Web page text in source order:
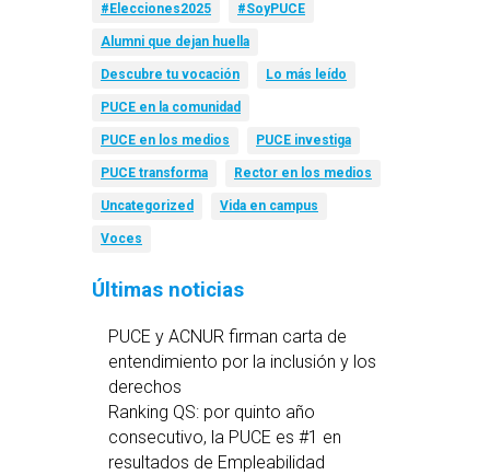
#Elecciones2025 #SoyPUCE
Alumni que dejan huella
Descubre tu vocación Lo más leído
PUCE en la comunidad
PUCE en los medios PUCE investiga
PUCE transforma Rector en los medios
Uncategorized Vida en campus
Voces
Últimas noticias
PUCE y ACNUR firman carta de
entendimiento por la inclusión y los
derechos
Ranking QS: por quinto año
consecutivo, la PUCE es #1 en
resultados de Empleabilidad